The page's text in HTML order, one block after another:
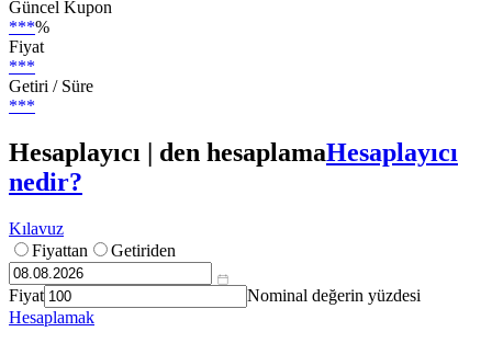
Güncel Kupon
***%
Fiyat
***
Getiri / Süre
***
Hesaplayıcı | den hesaplamaHesaplayıcı
nedir?
Kılavuz
Fiyattan
Getiriden
Fiyat
Nominal değerin yüzdesi
Hesaplamak